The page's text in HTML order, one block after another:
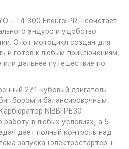
– T4 300 Enduro PR – сочетает
эндуро и удобство
Этот мотоцикл создан для
и готов к любым приключениям,
или дальнее путешествие по
271-кубовый двигатель
бором и балансировочным
NIBBI PE30
работу в любых условиях, а 5-
дает полный контроль над
запуска (электростартер +